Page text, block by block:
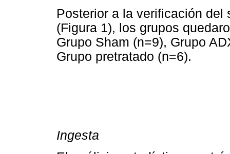
Posterior a la verificación
(Figura 1), los grupos
Grupo Sham (n=9), Grupo
Grupo pretratado (n=6).
Ingesta